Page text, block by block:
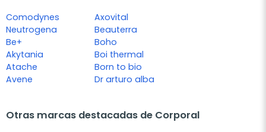
Comodynes
Neutrogena
Be+
Akytania
Atache
Avene
Axovital
Beauterra
Boho
Boi thermal
Born to bio
Dr arturo alba
Otras marcas destacadas de Corporal